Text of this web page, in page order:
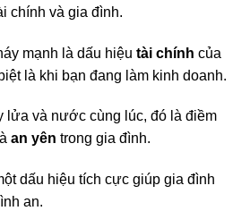
chính và gia đình.
mạnh là dấu hiệu tài chính của
là khi bạn đang làm kinh doanh.
lửa và nước cùng lúc, đó là điềm
an yên trong gia đình.
dấu hiệu tích cực giúp gia đình
an.